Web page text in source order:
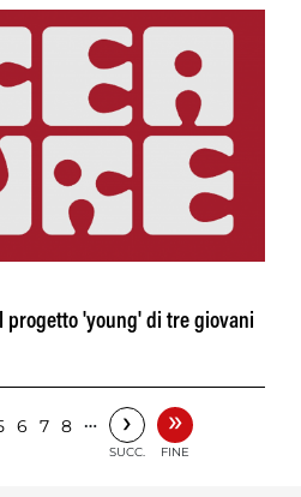
progetto 'young' di tre giovani
6 7 8 … ›
SUCC.
»
FINE